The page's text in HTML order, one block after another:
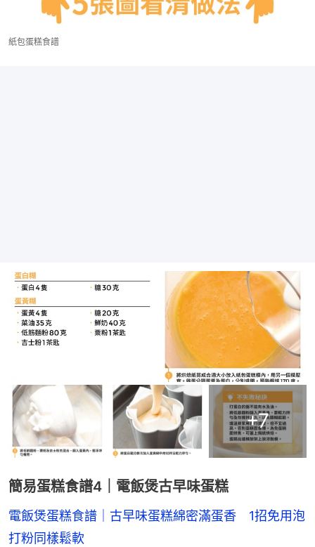
紙包蛋糕食譜
+7
簡易蛋糕食譜4｜電飯煲古早味蛋糕
電飯煲蛋糕食譜｜古早味蛋糕綿密滿蛋香　1招免用泡
打粉同樣鬆軟